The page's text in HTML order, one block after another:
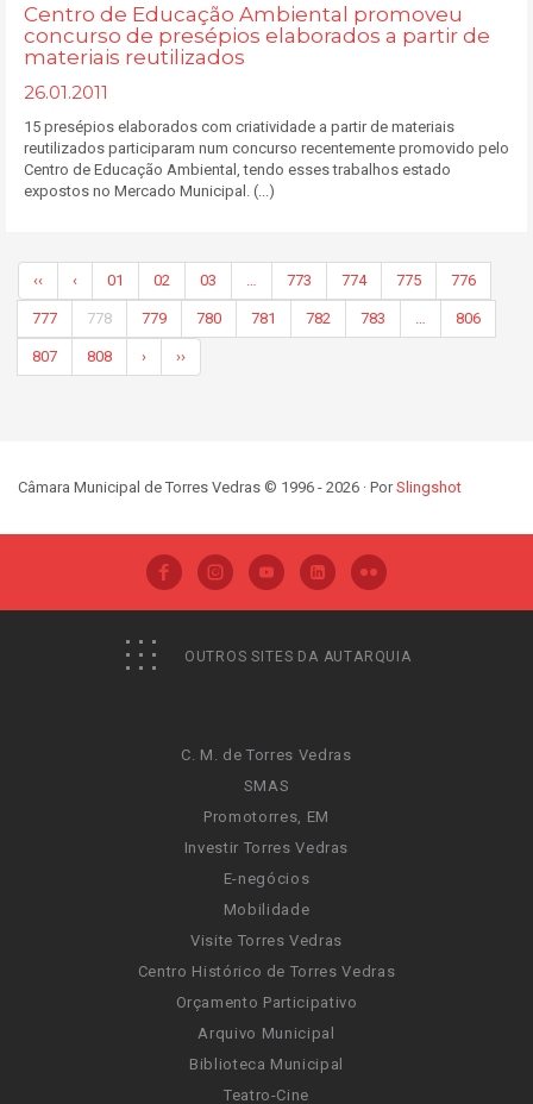
Centro de Educação Ambiental promoveu
concurso de presépios elaborados a partir de
materiais reutilizados
26.01.2011
15 presépios elaborados com criatividade a partir de materiais
reutilizados participaram num concurso recentemente promovido pelo
Centro de Educação Ambiental, tendo esses trabalhos estado
expostos no Mercado Municipal. (...)
‹‹ ‹ 01 02 03 773 774 775 776
777 778 779 780 781 782 783 806
807 808 › ››
Câmara Municipal de Torres Vedras © 1996 - 2026 · PorSlingshot
OUTROS SITES DA AUTARQUIA
C. M. de Torres Vedras
SMAS
Promotorres, EM
Investir Torres Vedras
E-negócios
Mobilidade
Visite Torres Vedras
Centro Histórico de Torres Vedras
Orçamento Participativo
Arquivo Municipal
Biblioteca Municipal
Teatro-Cine